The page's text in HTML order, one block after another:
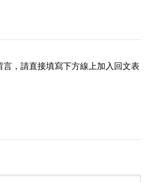
言，請直接填寫下方線上加入回文表